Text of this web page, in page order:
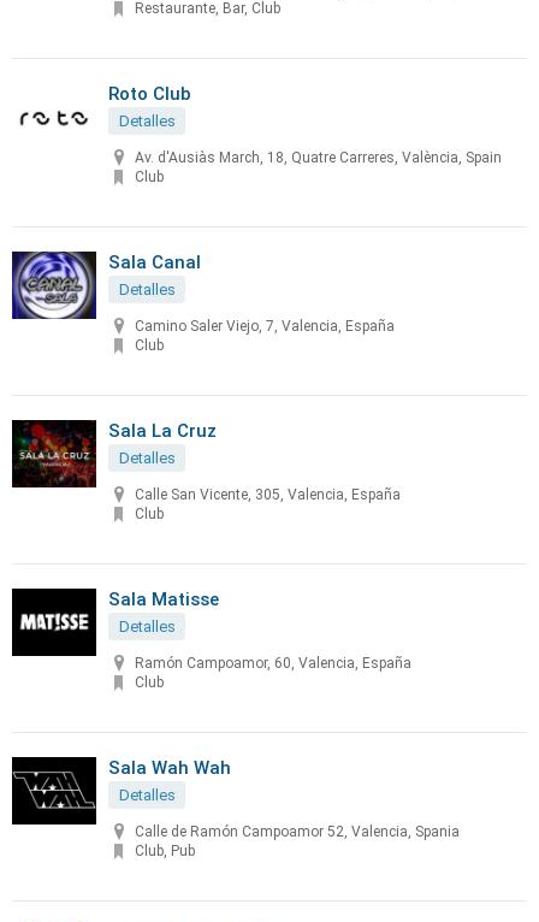
Restaurante, Bar, Club
Roto Club
Detalles
Av. d'Ausiàs March, 18, Quatre Carreres, València, Spain
Club
Sala Canal
Detalles
Camino Saler Viejo, 7, Valencia, España
Club
Sala La Cruz
Detalles
Calle San Vicente, 305, Valencia, España
Club
Sala Matisse
Detalles
Ramón Campoamor, 60, Valencia, España
Club
Sala Wah Wah
Detalles
Calle de Ramón Campoamor 52, Valencia, Spania
Club, Pub